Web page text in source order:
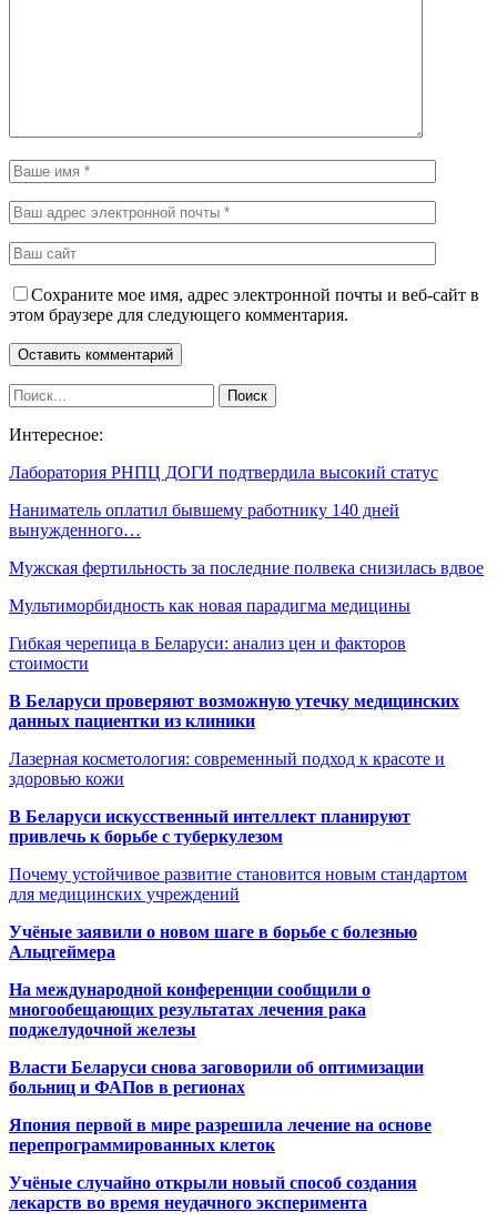
Сохраните мое имя, адрес электронной почты и веб-сайт в
этом браузере для следующего комментария.
Интересное:
Лаборатория РНПЦ ДОГИ подтвердила высокий статус
Наниматель оплатил бывшему работнику 140 дней
вынужденного…
Мужская фертильность за последние полвека снизилась вдвое
Мультиморбидность как новая парадигма медицины
Гибкая черепица в Беларуси: анализ цен и факторов
стоимости
В Беларуси проверяют возможную утечку медицинских
данных пациентки из клиники
Лазерная косметология: современный подход к красоте и
здоровью кожи
В Беларуси искусственный интеллект планируют
привлечь к борьбе с туберкулезом
Почему устойчивое развитие становится новым стандартом
для медицинских учреждений
Учёные заявили о новом шаге в борьбе с болезнью
Альцгеймера
На международной конференции сообщили о
многообещающих результатах лечения рака
поджелудочной железы
Власти Беларуси снова заговорили об оптимизации
больниц и ФАПов в регионах
Япония первой в мире разрешила лечение на основе
перепрограммированных клеток
Учёные случайно открыли новый способ создания
лекарств во время неудачного эксперимента